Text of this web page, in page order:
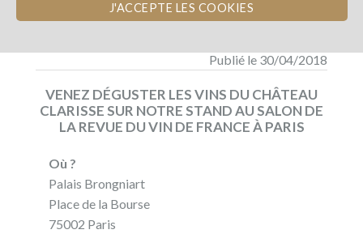
J'ACCEPTE LES COOKIES
Publié le 30/04/2018
VENEZ DÉGUSTER LES VINS DU CHÂTEAU
CLARISSE SUR NOTRE STAND AU SALON DE
LA REVUE DU VIN DE FRANCE À PARIS
Où ?
Palais Brongniart
Place de la Bourse
75002 Paris